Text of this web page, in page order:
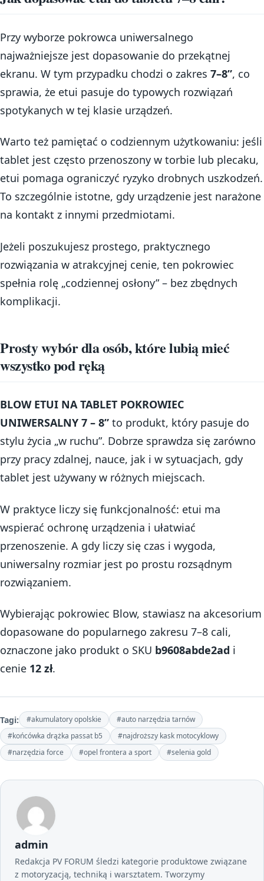
Przy wyborze pokrowca uniwersalnego
najważniejsze jest dopasowanie do przekątnej
ekranu. W tym przypadku chodzi o zakres 7–8”, co
sprawia, że etui pasuje do typowych rozwiązań
spotykanych w tej klasie urządzeń.
Warto też pamiętać o codziennym użytkowaniu: jeśli
tablet jest często przenoszony w torbie lub plecaku,
etui pomaga ograniczyć ryzyko drobnych uszkodzeń.
To szczególnie istotne, gdy urządzenie jest narażone
na kontakt z innymi przedmiotami.
Jeżeli poszukujesz prostego, praktycznego
rozwiązania w atrakcyjnej cenie, ten pokrowiec
spełnia rolę „codziennej osłony” – bez zbędnych
komplikacji.
Prosty wybór dla osób, które lubią mieć
wszystko pod ręką
BLOW ETUI NA TABLET POKROWIEC
UNIWERSALNY 7 – 8” to produkt, który pasuje do
stylu życia „w ruchu”. Dobrze sprawdza się zarówno
przy pracy zdalnej, nauce, jak i w sytuacjach, gdy
tablet jest używany w różnych miejscach.
W praktyce liczy się funkcjonalność: etui ma
wspierać ochronę urządzenia i ułatwiać
przenoszenie. A gdy liczy się czas i wygoda,
uniwersalny rozmiar jest po prostu rozsądnym
rozwiązaniem.
Wybierając pokrowiec Blow, stawiasz na akcesorium
dopasowane do popularnego zakresu 7–8 cali,
oznaczone jako produkt o SKU b9608abde2ad i
cenie 12 zł.
Tagi: #akumulatory opolskie
#auto narzędzia tarnów
#końcówka drążka passat b5
#najdroższy kask motocyklowy
#narzędzia force
#opel frontera a sport #selenia gold
admin
Redakcja PV FORUM śledzi kategorie produktowe związane
z motoryzacją, techniką i warsztatem. Tworzymy